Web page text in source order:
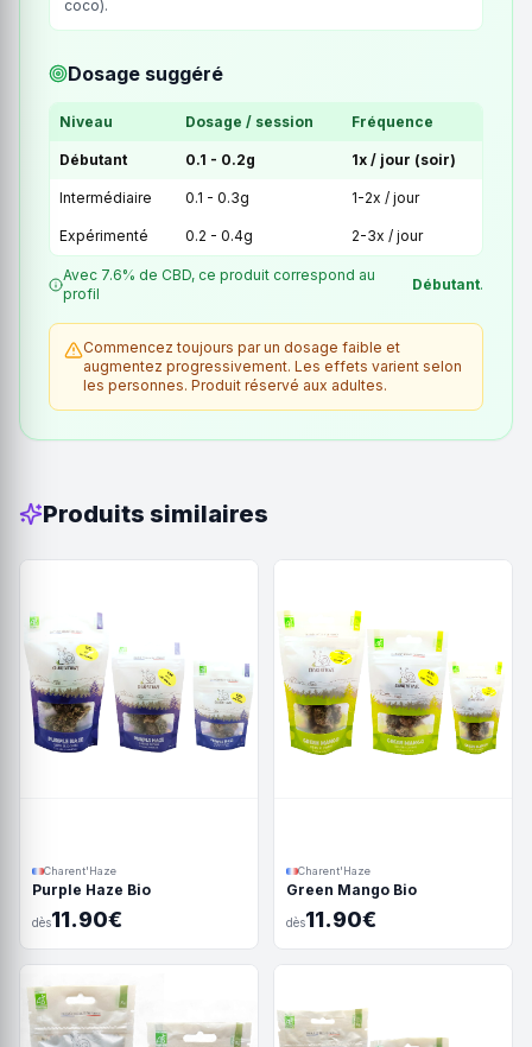
coco).
Dosage suggéré
Niveau Dosage / session Fréquence
Débutant 0.1 - 0.2g 1x / jour (soir)
Intermédiaire 0.1 - 0.3g 1-2x / jour
Expérimenté 0.2 - 0.4g 2-3x / jour
Avec 7.6% de CBD, ce produit correspond au
profil
Débutant.
Commencez toujours par un dosage faible et
augmentez progressivement. Les effets varient selon
les personnes. Produit réservé aux adultes.
Produits similaires
Charent'Haze
Purple Haze Bio
dès11.90€
Charent'Haze
Green Mango Bio
dès11.90€